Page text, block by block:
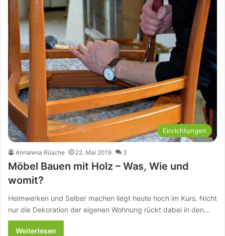
Einrichtungen
Annalena Rüsche 22. Mai 2019 3
Möbel Bauen mit Holz – Was, Wie und
womit?
Heimwerken und Selber machen liegt heute hoch im Kurs. Nicht
nur die Dekoration der eigenen Wohnung rückt dabei in den…
Weiterlesen